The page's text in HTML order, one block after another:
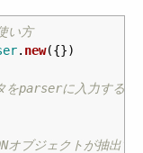
い方
. new({})
をparserに入力する
ブジェクトが抽出で